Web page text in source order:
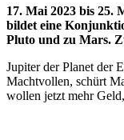
17. Mai 2023 bis 25.
bildet eine
Pluto und zu Mars.
Jupiter der Planet der
Machtvollen, schürt
wollen jetzt mehr